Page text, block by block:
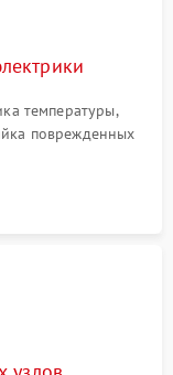
температуры,
поврежденных
и контактов.